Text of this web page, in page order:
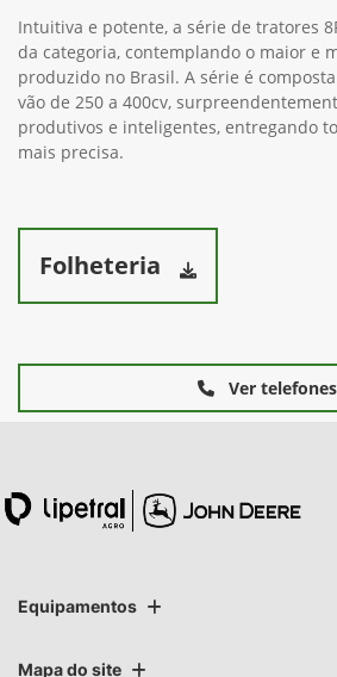
Intuitiva e potente, a série de tratores
da categoria, contemplando o maior e
produzido no Brasil. A série é
vão de 250 a 400cv,
produtivos e inteligentes, entregando
mais precisa.
Folheteria
Ver telefones
Equipamentos
Mapa do site